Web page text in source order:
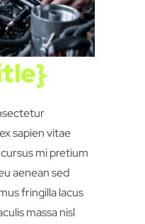
sapien vitae
mi pretium
aenean sed
fringilla lacus
massa nisl